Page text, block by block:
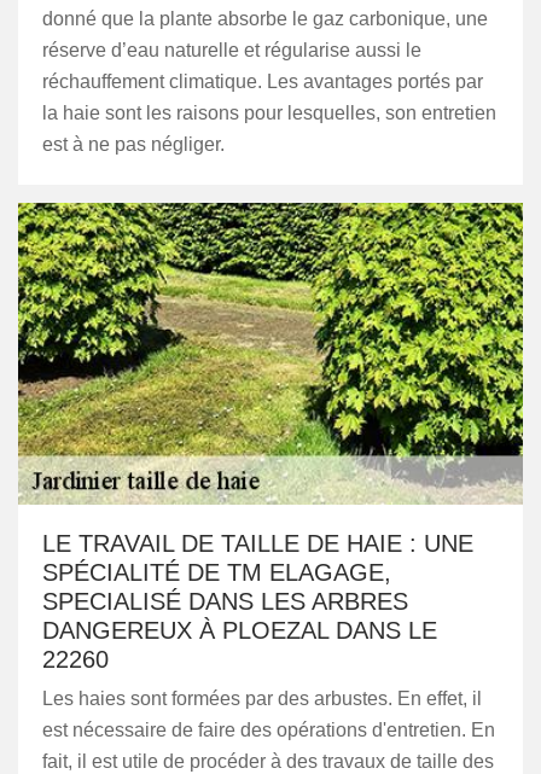
donné que la plante absorbe le gaz carbonique, une
réserve d’eau naturelle et régularise aussi le
réchauffement climatique. Les avantages portés par
la haie sont les raisons pour lesquelles, son entretien
est à ne pas négliger.
LE TRAVAIL DE TAILLE DE HAIE : UNE
SPÉCIALITÉ DE TM ELAGAGE,
SPECIALISÉ DANS LES ARBRES
DANGEREUX À PLOEZAL DANS LE
22260
Les haies sont formées par des arbustes. En effet, il
est nécessaire de faire des opérations d'entretien. En
fait, il est utile de procéder à des travaux de taille des